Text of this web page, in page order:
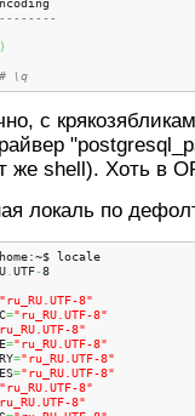
\q
с
же shell). Хоть в
локаль по
locale
. UTF-
8
8"
="ru_RU.UTF-8"
8"
="ru_RU.UTF-8"
="ru_RU.UTF-8"
="ru_RU.UTF-8"
8"
8"